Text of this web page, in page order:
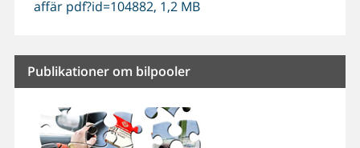
affär pdf?id=104882, 1,2 MB
Publikationer om bilpooler